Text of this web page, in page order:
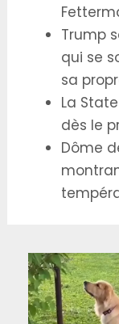
Trump
qui se
sa
La
dès le
Dôme